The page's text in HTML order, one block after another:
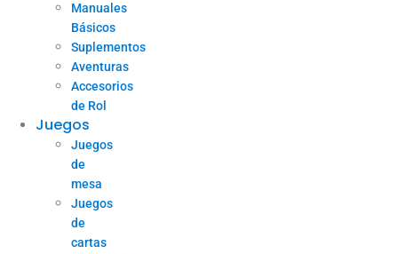
Manuales
Básicos
Suplementos
Aventuras
Accesorios
de Rol
Juegos
Juegos
de
mesa
Juegos
de
cartas